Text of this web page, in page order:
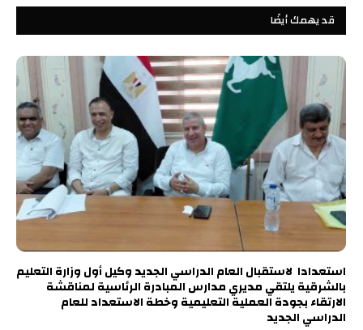
قد يهمك أيضًا
استعدادا لاستقبال العام الدراسي الجديد وكيل أول وزارة التعليم
بالشرقية يلتقي مديري مدارس المبادرة الرئاسية لمناقشة
الارتقاء بجودة العملية التعليمية وخطة الاستعداد للعام
الدراسي الجديد